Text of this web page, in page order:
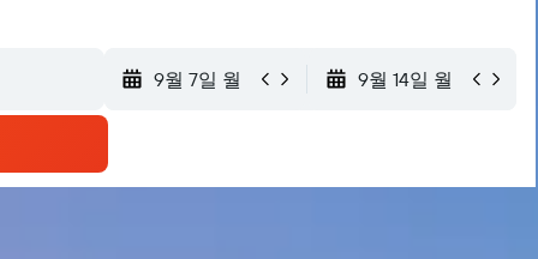
9월 7일 월 9월 14일 월